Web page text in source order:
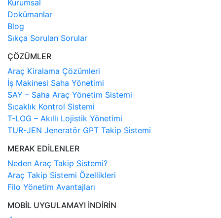
Kurumsal
Dokümanlar
Blog
Sıkça Sorulan Sorular
ÇÖZÜMLER
Araç Kiralama Çözümleri
İş Makinesi Saha Yönetimi
SAY – Saha Araç Yönetim Sistemi
Sıcaklık Kontrol Sistemi
T-LOG – Akıllı Lojistik Yönetimi
TUR-JEN Jeneratör GPT Takip Sistemi
MERAK EDİLENLER
Neden Araç Takip Sistemi?
Araç Takip Sistemi Özellikleri
Filo Yönetim Avantajları
MOBİL UYGULAMAYI İNDİRİN